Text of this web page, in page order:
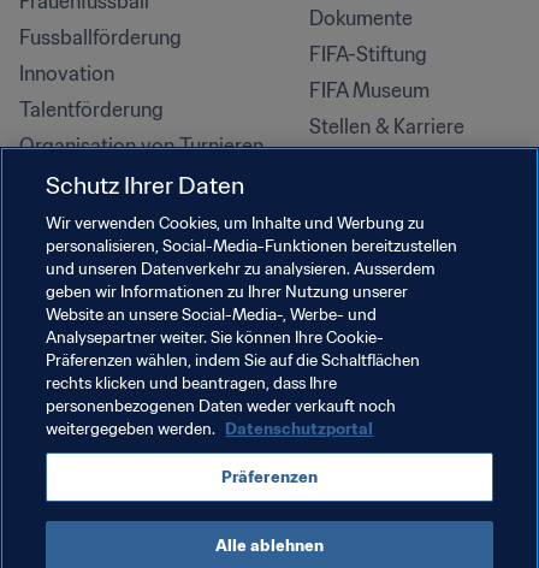
Fussballförderung
Innovation
Talentförderung
Organisation von Turnieren
Nachhaltigkeit
Menschenrechte und
Antidiskriminierung
Gesundheit und Medizin
Bildungsinitiativen
Dokumente
FIFA-Stiftung
FIFA Museum
Stellen & Karriere
Schutz Ihrer Daten
Wir verwenden Cookies, um Inhalte und Werbung zu
personalisieren, Social-Media-Funktionen bereitzustellen
und unseren Datenverkehr zu analysieren. Ausserdem
geben wir Informationen zu Ihrer Nutzung unserer
Website an unsere Social-Media-, Werbe- und
Analysepartner weiter. Sie können Ihre Cookie-
Präferenzen wählen, indem Sie auf die Schaltflächen
rechts klicken und beantragen, dass Ihre
personenbezogenen Daten weder verkauft noch
weitergegeben werden. Datenschutzportal
Präferenzen
Alle ablehnen